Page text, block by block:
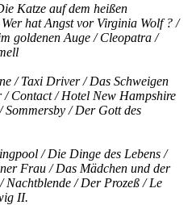
Katze auf dem heißen
hat Angst vor Virginia Wolf ? /
goldenen Auge / Cleopatra /
/ Taxi Driver / Das Schweigen
/ Contact / Hotel New Hampshire
Sommersby / Der Gott des
/ Die Dinge des Lebens /
Frau / Das Mädchen und der
Nachtblende / Der Prozeß / Le
II.